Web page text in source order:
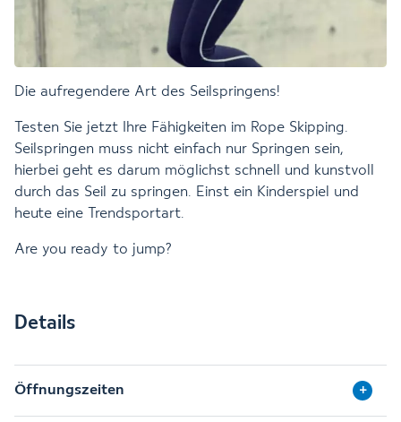
Die aufregendere Art des Seilspringens!
Testen Sie jetzt Ihre Fähigkeiten im Rope Skipping.
Seilspringen muss nicht einfach nur Springen sein,
hierbei geht es darum möglichst schnell und kunstvoll
durch das Seil zu springen. Einst ein Kinderspiel und
heute eine Trendsportart.
Are you ready to jump?
Details
Öffnungszeiten